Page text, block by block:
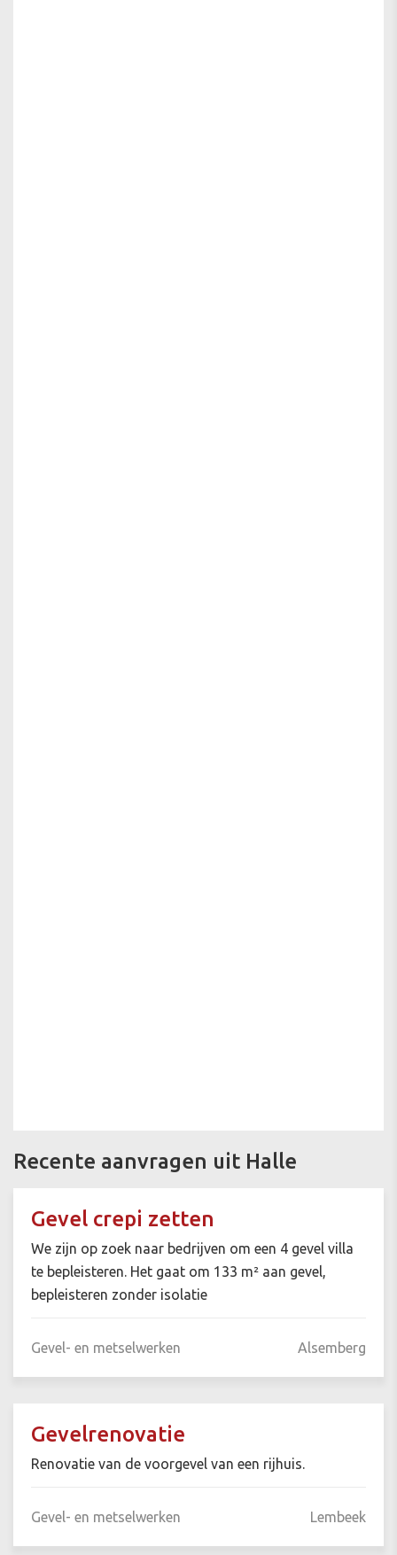
Recente aanvragen uit Halle
Gevel crepi zetten
We zijn op zoek naar bedrijven om een 4 gevel villa
te bepleisteren. Het gaat om 133 m² aan gevel,
bepleisteren zonder isolatie
Gevel- en metselwerken Alsemberg
Gevelrenovatie
Renovatie van de voorgevel van een rijhuis.
Gevel- en metselwerken Lembeek